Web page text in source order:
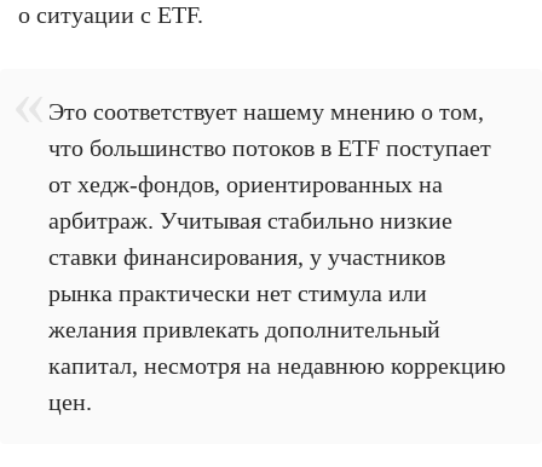
о ситуации с ETF.
Это соответствует нашему мнению о том,
что большинство потоков в ETF поступает
от хедж-фондов, ориентированных на
арбитраж. Учитывая стабильно низкие
ставки финансирования, у участников
рынка практически нет стимула или
желания привлекать дополнительный
капитал, несмотря на недавнюю коррекцию
цен.